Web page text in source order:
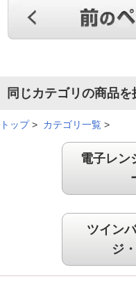
います。
クロワッサ
こちらのト－スタ－を使
外はパリッと、中はふん
同じカテゴリの商品を
トップ> カテゴリ一覧 >
電子レン
ツイン
ジ